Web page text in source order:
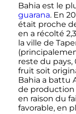
Bahia est le
guarana. En
était proche
en a récolté
la ville de
reste du pays,
fruit soit
Bahia a battu
de production
en raison du
favorable, en